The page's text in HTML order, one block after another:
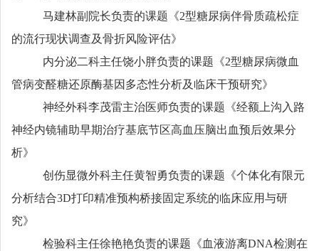
马建林副院长负责的课题《2型糖尿病伴骨质疏松症
的流行现状调查及骨折风险评估》
内分泌二科主任饶小胖负责的课题《2型糖尿病微血
管病变醛糖还原酶基因多态性分析及临床干预研究》
神经外科李茂雷主治医师负责的课题《经额上沟入路
神经内镜辅助早期治疗基底节区高血压脑出血预后效果分
析》
创伤显微外科主任黄智勇负责的课题《个体化有限元
分析结合3D打印精准预构桥接固定系统的临床应用与研
究》
检验科主任徐艳艳负责的课题《血液游离DNA检测在